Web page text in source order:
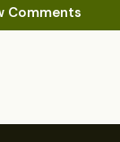
Comments